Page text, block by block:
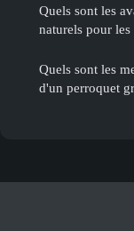
Quels sont les
naturels pour les
Quels sont les
d'un perroquet